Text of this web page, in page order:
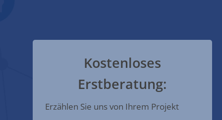
Kostenloses
Erstberatung:
Erzählen Sie uns von Ihrem Projekt